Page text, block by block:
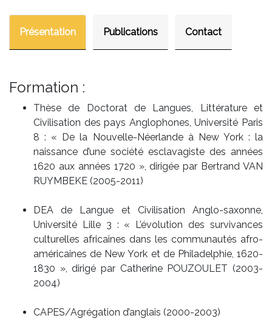
Présentation Publications Contact
Formation :
Thèse de Doctorat de Langues, Littérature et
Civilisation des pays Anglophones, Université Paris
8 : « De la Nouvelle-Néerlande à New York : la
naissance d’une société esclavagiste des années
1620 aux années 1720 », dirigée par Bertrand VAN
RUYMBEKE (2005-2011)
DEA de Langue et Civilisation Anglo-saxonne,
Université Lille 3 : « L’évolution des survivances
culturelles africaines dans les communautés afro-
américaines de New York et de Philadelphie, 1620-
1830 », dirigé par Catherine POUZOULET (2003-
2004)
CAPES/Agrégation d’anglais (2000-2003)